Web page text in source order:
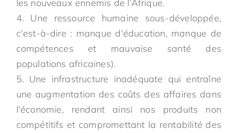
les nouveaux ennemis de l’Afrique.
Une ressource humaine sous-développée,
c'est-à-dire : manque d'éducation, manque de
compétences et mauvaise santé des
populations africaines).
Une infrastructure inadéquate qui entraîne
une augmentation des coûts des affaires dans
l'économie, rendant ainsi nos produits non
compétitifs et compromettant la rentabilité des